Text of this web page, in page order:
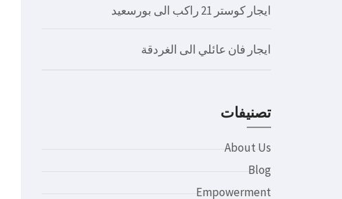
ايجار كوستر 21 راكب الى بورسعيد
ايجار فان عائلي الى الغردقة
تصنيفات
About Us
Blog
Empowerment